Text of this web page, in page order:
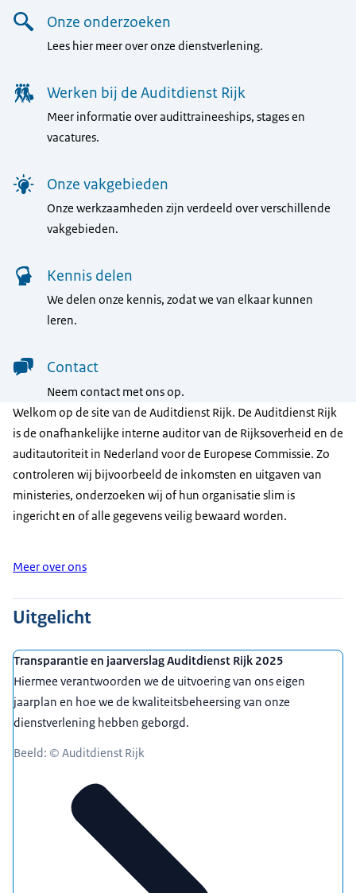
Onze onderzoeken
Lees hier meer over onze dienstverlening.
Werken bij de Auditdienst Rijk
Meer informatie over audittraineeships, stages en
vacatures.
Onze vakgebieden
Onze werkzaamheden zijn verdeeld over verschillende
vakgebieden.
Kennis delen
We delen onze kennis, zodat we van elkaar kunnen
leren.
Contact
Neem contact met ons op.
Welkom op de site van de Auditdienst Rijk. De Auditdienst Rijk
is de onafhankelijke interne auditor van de Rijksoverheid en de
auditautoriteit in Nederland voor de Europese Commissie. Zo
controleren wij bijvoorbeeld de inkomsten en uitgaven van
ministeries, onderzoeken wij of hun organisatie slim is
ingericht en of alle gegevens veilig bewaard worden.
Meer over ons
Uitgelicht
Transparantie en jaarverslag Auditdienst Rijk 2025
Hiermee verantwoorden we de uitvoering van ons eigen
jaarplan en hoe we de kwaliteitsbeheersing van onze
dienstverlening hebben geborgd.
Beeld: © Auditdienst Rijk